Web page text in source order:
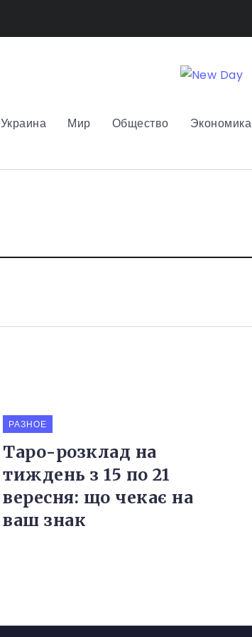
Украина Мир Общество Экономика
РАЗНОЕ
Таро-розклад на
тиждень з 15 по 21
вересня: що чекає на
ваш знак